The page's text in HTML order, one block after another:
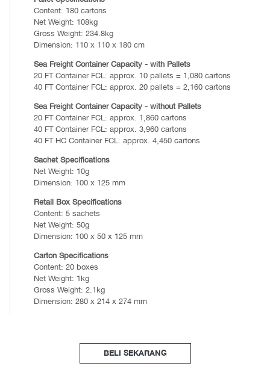
Content: 180 cartons
Net Weight: 108kg
Gross Weight: 234.8kg
Dimension: 110 x 110 x 180 cm
Sea Freight Container Capacity - with Pallets
20 FT Container FCL: approx. 10 pallets = 1,080 cartons
40 FT Container FCL: approx. 20 pallets = 2,160 cartons
Sea Freight Container Capacity - without Pallets
20 FT Container FCL: approx. 1,860 cartons
40 FT Container FCL: approx. 3,960 cartons
40 FT HC Container FCL: approx. 4,450 cartons
Sachet Specifications
Net Weight: 10g
Dimension: 100 x 125 mm
Retail Box Specifications
Content: 5 sachets
Net Weight: 50g
Dimension: 100 x 50 x 125 mm
Carton Specifications
Content: 20 boxes
Net Weight: 1kg
Gross Weight: 2.1kg
Dimension: 280 x 214 x 274 mm
BELI SEKARANG